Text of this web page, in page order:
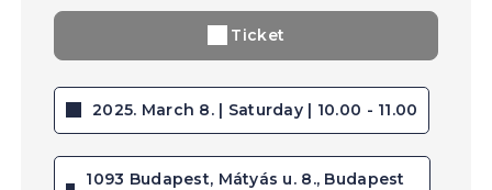
Ticket
2025. March 8. | Saturday | 10.00 - 11.00
1093 Budapest, Mátyás u. 8., Budapest